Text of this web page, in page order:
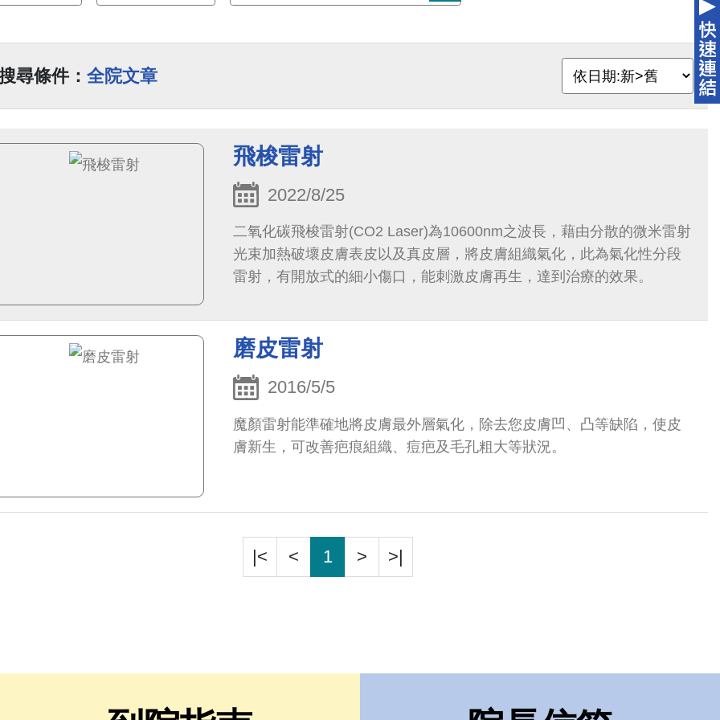
尋條件： 全院文章
飛梭雷射
2022/8/25
二氧化碳飛梭雷射(CO2 Laser)為10600nm之波長，藉由分散的微米雷射
光束加熱破壞皮膚表皮以及真皮層，將皮膚組織氣化，此為氣化性分段
雷射，有開放式的細小傷口，能刺激皮膚再生，達到治療的效果。
磨皮雷射
2016/5/5
魔顏雷射能準確地將皮膚最外層氣化，除去您皮膚凹、凸等缺陷，使皮
膚新生，可改善疤痕組織、痘疤及毛孔粗大等狀況。
|< < 1 > >|